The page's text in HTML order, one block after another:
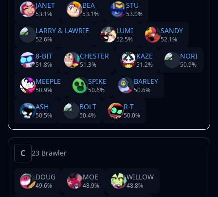
JANET
53.1%
BEA
53.1%
STU
53.0%
LARRY & LAWRIE
52.6%
LUMI
52.5%
SANDY
52.1%
8-BIT
51.8%
CHESTER
51.3%
KAZE
51.2%
NORI
50.9%
MEEPLE
50.9%
SPIKE
50.6%
BARLEY
50.6%
ASH
50.5%
BOLT
50.4%
R-T
50.0%
C 23 Brawler
DOUG
49.6%
MOE
48.9%
WILLOW
48.8%